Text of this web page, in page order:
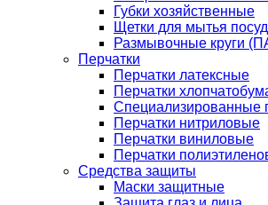
Губки хозяйственные
Щетки для мытья
Размывочные круги
Перчатки
Перчатки латексные
Перчатки
Специализированные
Перчатки нитриловые
Перчатки виниловые
Перчатки
Средства защиты
Маски защитные